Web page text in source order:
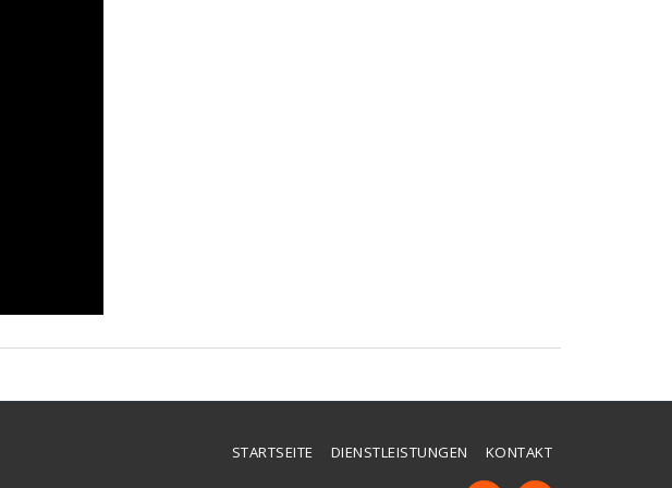
STARTSEITE DIENSTLEISTUNGEN KONTAKT